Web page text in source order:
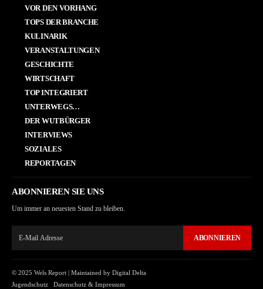
VOR DEN VORHANG
TOPS DER BRANCHE
KULINARIK
VERANSTALTUNGEN
GESCHICHTE
WIRTSCHAFT
TOP INTEGRIERT
UNTERWEGS…
DER WUTBÜRGER
INTERVIEWS
SOZIALES
REPORTAGEN
ABONNIEREN SIE UNS
Um immer an neuesten Stand zu bleiben.
ABONNIEREN
© 2025 Wels Report | Maintained by Digital Delta
Jugendschutz
Datenschutz & Impressum